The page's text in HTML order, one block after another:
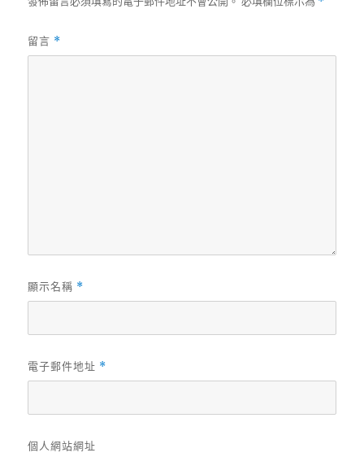
留言 *
顯示名稱 *
電子郵件地址 *
個人網站網址